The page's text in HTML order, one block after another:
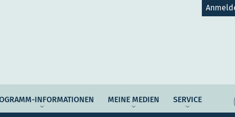
INFORMATIONEN MEINE MEDIEN SERVICE
Verantwortung Zielgruppen
Dossiers Previews Podcast